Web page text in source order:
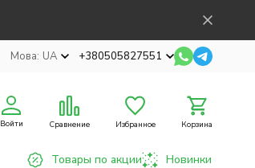
Мова: UA +380505827551
Войти Сравнение Избранное Корзина
Товары по акции Новинки